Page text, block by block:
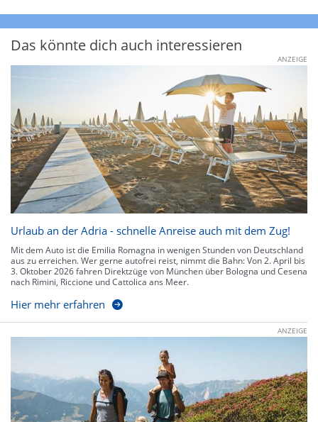
Das könnte dich auch interessieren
ANZEIGE
Urlaub an der Adria - schnelle Anreise auch mit dem Zug!
Mit dem Auto ist die Emilia Romagna in wenigen Stunden von Deutschland
aus zu erreichen. Wer gerne autofrei reist, nimmt die Bahn: Von 2. April bis
3. Oktober 2026 fahren Direktzüge von München über Bologna und Cesena
nach Rimini, Riccione und Cattolica ans Meer.
Hier mehr erfahren
ANZEIGE